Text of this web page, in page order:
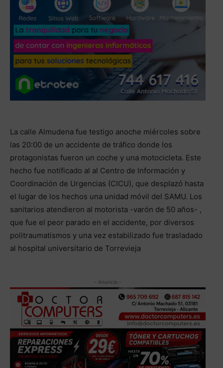
La calle Almudena fue testigo anoche miércoles sobre
las 20:00 de un accidente de tráfico donde los
protagonistas fueron un coche y una motocicleta. Este
hecho fue notificado al al Centro de Información y
Coordinación de Urgencias (CICU), que desplazó hasta
el lugar de los hechos una unidad móvil del SAMU. Los
sanitarios atendieron al motorista -varón de 50 años- ,
que fue el peor parado en el accidente, por diversos
politraumatismos y una vez estabilizado fue trasladado
al hospital universitario de Torrevieja
- Anuncio -